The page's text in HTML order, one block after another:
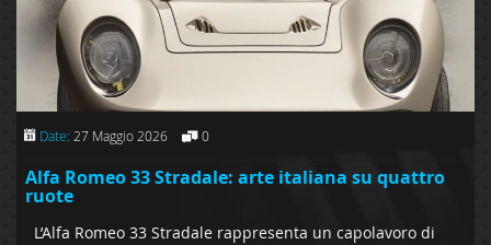
Date: 27 Maggio 2026 0
Alfa Romeo 33 Stradale: arte italiana su quattro
ruote
L’Alfa Romeo 33 Stradale rappresenta un capolavoro di